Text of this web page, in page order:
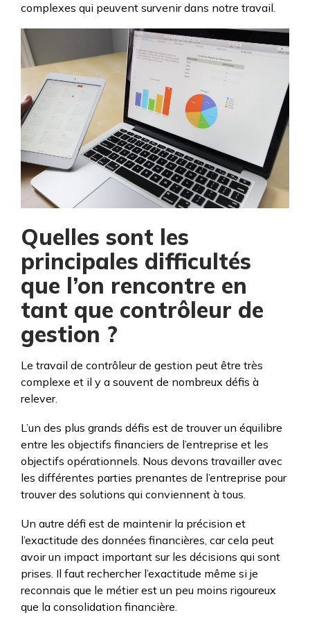
complexes qui peuvent survenir dans notre travail.
Quelles sont les
principales difficultés
que l’on rencontre en
tant que contrôleur de
gestion ?
Le travail de contrôleur de gestion peut être très
complexe et il y a souvent de nombreux défis à
relever.
L’un des plus grands défis est de trouver un équilibre
entre les objectifs financiers de l’entreprise et les
objectifs opérationnels. Nous devons travailler avec
les différentes parties prenantes de l’entreprise pour
trouver des solutions qui conviennent à tous.
Un autre défi est de maintenir la précision et
l’exactitude des données financières, car cela peut
avoir un impact important sur les décisions qui sont
prises. Il faut rechercher l’exactitude même si je
reconnais que le métier est un peu moins rigoureux
que la consolidation financière.